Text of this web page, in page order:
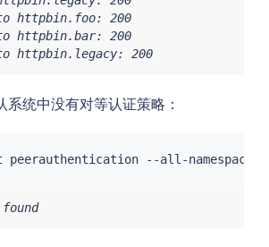
httpbin.foo: 200
httpbin.bar: 200
httpbin.legacy: 200
系统中没有对等认证策略：